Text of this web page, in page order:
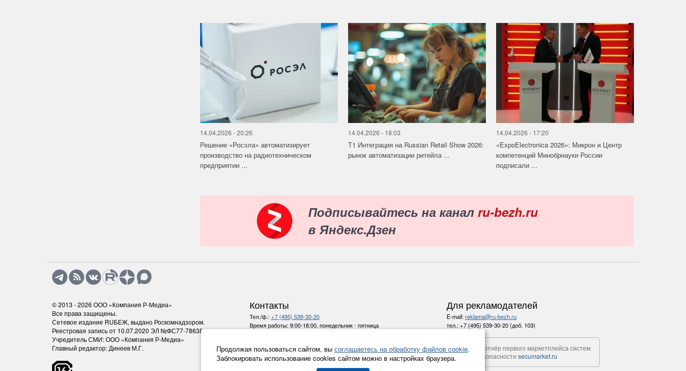
14.04.2026 - 20:26
Решение «Росэла» автоматизирует
производство на радиотехническом
предприятии ...
14.04.2026 - 18:03
Т1 Интеграция на Russian Retail Show 2026:
рынок автоматизации ритейла ...
14.04.2026 - 17:20
«ExpoElectronica 2026»: Микрон и Центр
компетенций Минобрнауки России
подписали ...
Подписывайтесь на канал ru-bezh.ru
в Яндекс.Дзен
© 2013 - 2026 ООО «Компания Р-Медиа»
Все права защищены.
Сетевое издание RUБЕЖ, выдано Роскомнадзором.
Реестровая запись от 10.07.2020 ЭЛ №ФС77-78638
Учредитель СМИ: ООО «Компания Р-Медиа»
Главный редактор: Динеев М.Г.
Контакты
Тел./ф.:+7 (495) 539-30-20
Время работы:9:00-18:00, понедельник - пятница
Политика конфиденциальности
Все права на материалы и новости, опубликованные на сайте
Для рекламодателей
E-mail:reklama@ru-bezh.ru
тел.:+7 (495) 539-30-20 (доб. 103)
Партнёр первого маркетплейса систем
безопасностиsecumarket.ru
Продолжая пользоваться сайтом, вы соглашаетесь на обработку файлов cookie.
Заблокировать использование cookies сайтом можно в настройках браузера.